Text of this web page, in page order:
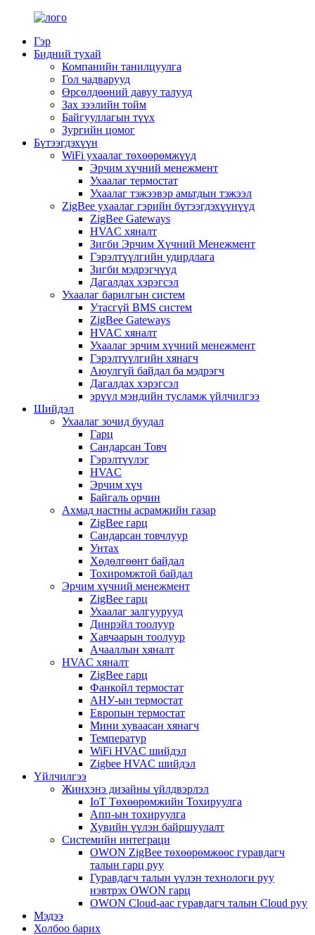
Гэр
Бидний тухай
Компанийн танилцуулга
Гол чадварууд
Өрсөлдөөний давуу талууд
Зах зээлийн тойм
Байгууллагын түүх
Зургийн цомог
Бүтээгдэхүүн
WiFi ухаалаг төхөөрөмжүүд
Эрчим хүчний менежмент
Ухаалаг термостат
Ухаалаг тэжээвэр амьтдын тэжээл
ZigBee ухаалаг гэрийн бүтээгдэхүүнүүд
ZigBee Gateways
HVAC хяналт
Зигби Эрчим Хүчний Менежмент
Гэрэлтүүлгийн удирдлага
Зигби мэдрэгчүүд
Дагалдах хэрэгсэл
Ухаалаг барилгын систем
Утасгүй BMS систем
ZigBee Gateways
HVAC хяналт
Ухаалаг эрчим хүчний менежмент
Гэрэлтүүлгийн хянагч
Аюулгүй байдал ба мэдрэгч
Дагалдах хэрэгсэл
эрүүл мэндийн тусламж үйлчилгээ
Шийдэл
Ухаалаг зочид буудал
Гарц
Сандарсан Товч
Гэрэлтүүлэг
HVAC
Эрчим хүч
Байгаль орчин
Ахмад настны асрамжийн газар
ZigBee гарц
Сандарсан товчлуур
Унтах
Хөдөлгөөнт байдал
Тохиромжтой байдал
Эрчим хүчний менежмент
ZigBee гарц
Ухаалаг залгуурууд
Динрэйл тоолуур
Хавчаарын тоолуур
Ачааллын хяналт
HVAC хяналт
ZigBee гарц
Фанкойл термостат
АНУ-ын термостат
Европын термостат
Мини хуваасан хянагч
Температур
WiFi HVAC шийдэл
Zigbee HVAC шийдэл
Үйлчилгээ
Жинхэнэ дизайны үйлдвэрлэл
IoT Төхөөрөмжийн Тохируулга
Апп-ын тохируулга
Хувийн үүлэн байршуулалт
Системийн интеграци
OWON ZigBee төхөөрөмжөөс гуравдагч
талын гарц руу
Гуравдагч талын үүлэн технологи руу
нэвтрэх OWON гарц
OWON Cloud-аас гуравдагч талын Cloud руу
Мэдээ
Холбоо барих